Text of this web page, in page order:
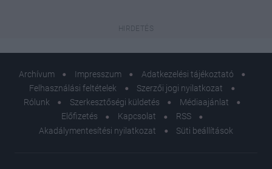
Archívum Impresszum
Adatkezelési tájékoztató
Felhasználási feltételek
Szerzői jogi nyilatkozat
Rólunk
Szerkesztőségi küldetés
Médiaajánlat
Előfizetés
Kapcsolat
RSS
Akadálymentesítési nyilatkozat
Süti beállítások